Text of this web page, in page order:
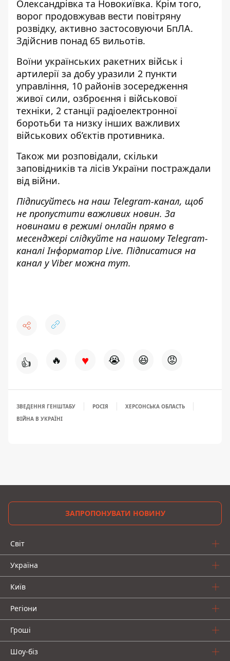
Олександрівка та Новокиївка. Крім того,
ворог продовжував вести повітряну
розвідку, активно застосовуючи БпЛА.
Здійснив понад 65 вильотів.
Воїни українських ракетних військ і
артилерії за добу уразили 2 пункти
управління, 10 районів зосередження
живої сили, озброєння і військової
техніки, 2 станції радіоелектронної
боротьби та низку інших важливих
військових об’єктів противника.
Також ми розповідали, скільки
заповідників та лісів України постраждали
від війни.
Підписуйтесь на наш Telegram-канал, щоб
не пропустити важливих новин. За
новинами в режимі онлайн прямо в
месенджері слідкуйте на нашому Telegram-
каналіІнформатор Live. Підписатися на
канал у Viber можна тут.
👍 🔥 ♥ 😭 😆 😡
ЗВЕДЕННЯ ГЕНШТАБУ РОСІЯ
ХЕРСОНСЬКА ОБЛАСТЬ
ВІЙНА В УКРАЇНІ
ЗАПРОПОНУВАТИ НОВИНУ
Світ
Україна
Київ
Регіони
Гроші
Шоу-біз